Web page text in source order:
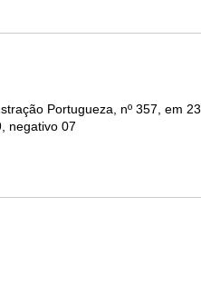
Portugueza, nº 357, em 23
negativo 07